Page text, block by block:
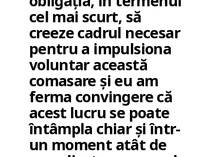
cel mai scurt, să
creeze cadrul necesar
pentru a impulsiona
voluntar această
comasare și eu am
ferma convingere că
acest lucru se poate
întâmpla chiar și într-
un moment atât de